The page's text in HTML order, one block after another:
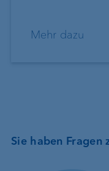
Mehr dazu
Sie haben Fragen